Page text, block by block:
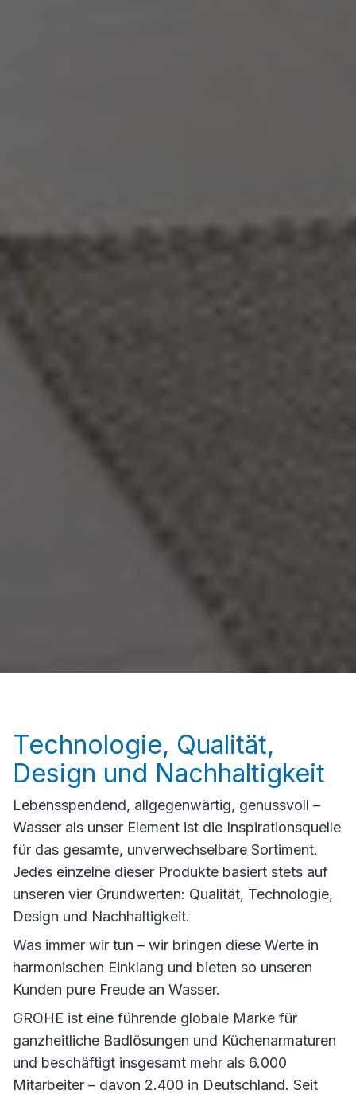
Technologie, Qualität,
Design und Nachhaltigkeit
Lebensspendend, allgegenwärtig, genussvoll –
Wasser als unser Element ist die Inspirationsquelle
für das gesamte, unverwechselbare Sortiment.
Jedes einzelne dieser Produkte basiert stets auf
unseren vier Grundwerten: Qualität, Technologie,
Design und Nachhaltigkeit.
Was immer wir tun – wir bringen diese Werte in
harmonischen Einklang und bieten so unseren
Kunden pure Freude an Wasser.
GROHE ist eine führende globale Marke für
ganzheitliche Badlösungen und Küchenarmaturen
und beschäftigt insgesamt mehr als 6.000
Mitarbeiter – davon 2.400 in Deutschland. Seit